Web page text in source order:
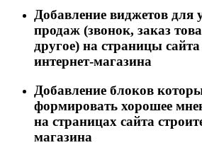
Добавление виджетов для
продаж (звонок, заказ
другое) на страницы
интернет-магазина
Добавление блоков
формировать хорошее
на страницах сайта
магазина